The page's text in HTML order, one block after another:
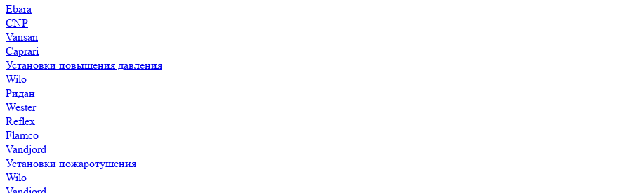
Ebara
CNP
Vansan
Caprari
Установки повышения давления
Wilo
Ридан
Wester
Reflex
Flamco
Vandjord
Установки пожаротушения
Wilo